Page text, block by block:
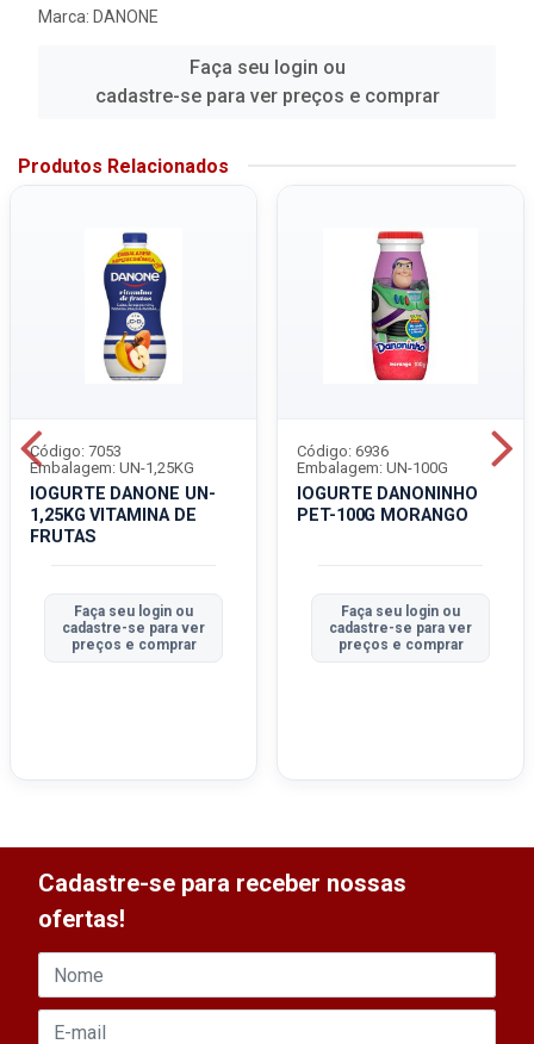
Marca: DANONE
Faça seu login ou
cadastre-se para ver preços e comprar
Produtos Relacionados
IOGURTE DANONE UN-
1,25KG VITAMINA DE
FRUTAS
Código: 7053
Embalagem: UN-1,25KG
Faça seu login ou
cadastre-se para ver
preços e comprar
IOGURTE DANONINHO
PET-100G MORANGO
Código: 6936
Embalagem: UN-100G
Faça seu login ou
cadastre-se para ver
preços e comprar
Cadastre-se para receber nossas
ofertas!